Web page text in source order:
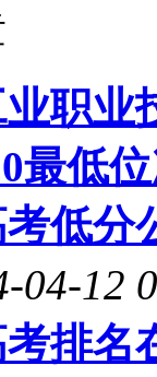
职业
最低
低分
04-12
排名